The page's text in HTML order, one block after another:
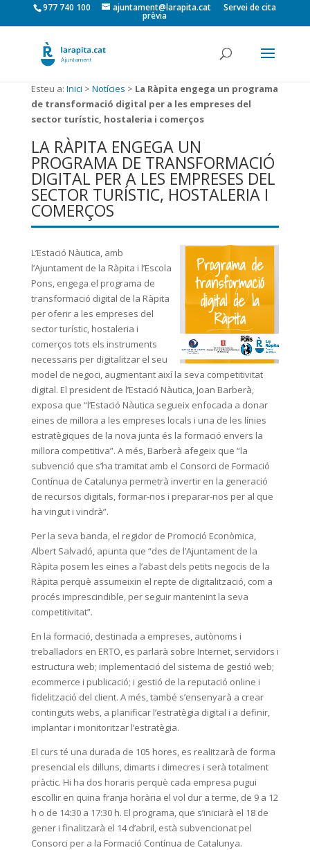
977 740 100 ajuntament@larapita.cat Servei de cita
prèvia
Esteu a: Inici > Notícies > La Ràpita engega un programa
de transformació digital per a les empreses del
sector turístic, hostaleria i comerços
LA RÀPITA ENGEGA UN
PROGRAMA DE TRANSFORMACIÓ
DIGITAL PER A LES EMPRESES DEL
SECTOR TURÍSTIC, HOSTALERIA I
COMERÇOS
L’Estació Nàutica, amb
l’Ajuntament de la Ràpita i l’Escola
Pons, engega el programa de
transformació digital de la Ràpita
per oferir a les empreses del
sector turístic, hostaleria i
comerços tots els instruments
necessaris per digitalitzar el seu
model de negoci, augmentant així la seva competitivitat
digital. El president de l’Estació Nàutica, Joan Barberà,
exposa que “l’Estació Nàutica segueix enfocada a donar
eines de millora a les empreses locals i una de les línies
estratègiques de la nova junta és la formació envers la
millora competitiva”. A més, Barberà afegeix que “la
subvenció que s’ha tramitat amb el Consorci de Formació
Contínua de Catalunya permetrà invertir en la generació
de recursos digitals, formar-nos i preparar-nos per al que
ha vingut i vindrà”.
Per la seva banda, el regidor de Promoció Econòmica,
Albert Salvadó, apunta que “des de l’Ajuntament de la
Ràpita posem les eines a l’abast dels petits negocis de la
Ràpita perquè assumeixin el repte de digitalització, com a
procés imprescindible, per seguir mantenint la seva
competitivitat”.
En la formació, destinada a empreses, autònoms i
treballadors en ERTO, es parlarà sobre Internet, servidors i
estructura web; implementació del sistema de gestió web;
ecommerce i publicació; i gestió de la reputació online i
fidelització del client. A més, també s’ensenyarà a crear
continguts webs, a planificar l’estratègia digital i a definir,
implantar i monitoritzar l’estratègia.
El curs té una durada de 105 hores, es realitzarà de forma
presencial els dilluns, dimarts i dimecres i serà totalment
pràctic. Hi ha dos horaris perquè cada empresa pugui
escollir en quina franja horària el vol dur a terme, de 9 a 12
h o de 14:30 a 17:30 h. El programa, que s’iniciarà el 18 de
gener i finalitzarà el 14 d’abril, està subvencionat pel
Consorci per a la Formació Contínua de Catalunya.